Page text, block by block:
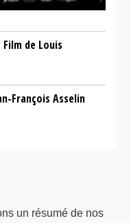
de Louis
François Asselin
un résumé de nos